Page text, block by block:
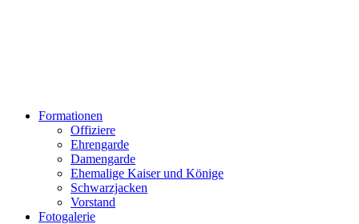
Formationen
Offiziere
Ehrengarde
Damengarde
Ehemalige Kaiser und Könige
Schwarzjacken
Vorstand
Fotogalerie